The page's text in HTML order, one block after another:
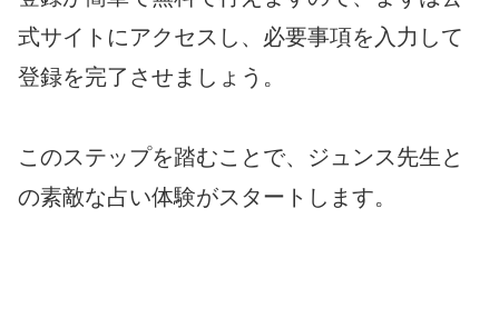
式サイトにアクセスし、必要事項を入力して
登録を完了させましょう。
このステップを踏むことで、ジュンス先生と
の素敵な占い体験がスタートします。